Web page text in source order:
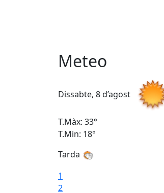
Meteo
Dissabte, 8 d’agost
T.Màx: 33°
T.Min: 18°
Tarda
1
2